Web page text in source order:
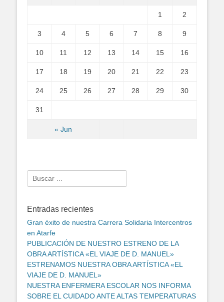
« Jun
1 2
3 4 5 6 7 8 9
10 11 12 13 14 15 16
17 18 19 20 21 22 23
24 25 26 27 28 29 30
31
Search
for:
Entradas recientes
Gran éxito de nuestra Carrera Solidaria Intercentros
en Atarfe
PUBLICACIÓN DE NUESTRO ESTRENO DE LA
OBRA ARTÍSTICA «EL VIAJE DE D. MANUEL»
ESTRENAMOS NUESTRA OBRA ARTÍSTICA «EL
VIAJE DE D. MANUEL»
NUESTRA ENFERMERA ESCOLAR NOS INFORMA
SOBRE EL CUIDADO ANTE ALTAS TEMPERATURAS